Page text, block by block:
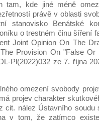
tam, kde jiné méně
právě v oblasti
stanovisko Benátské
o trestném činu šíření
Joint Opinion On The
Provision On "False Or
Pl(2022)032 ze 7. října
omezení svobody
projev charakter
cit. nález Ústavního soudu
v tom, že zatímco